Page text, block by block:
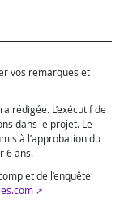
vos remarques et
rédigée. L’exécutif de
dans le projet. Le
à l’approbation du
6 ans.
de l’enquête